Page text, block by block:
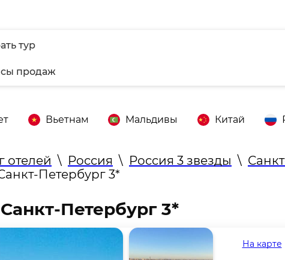
тур
продаж
Вьетнам Мальдивы Китай
отелей \ Россия \ Россия 3 звезды \
Петербург 3*
Петербург 3*
На карте